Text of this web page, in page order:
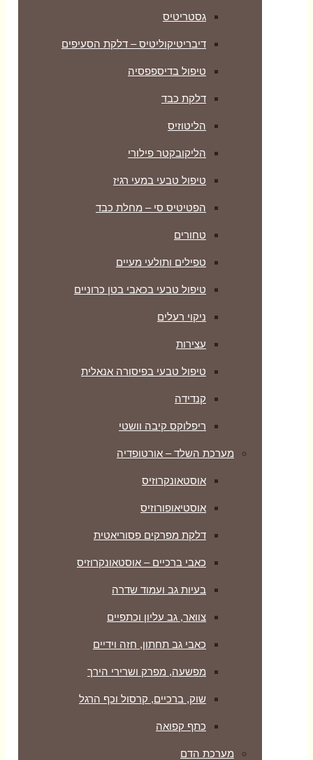
גסטריטיס
דיבריטיקוליטיס – דלקת הסעיפים
טיפול בדיספפסיה
דלקת כבד
הליטוזיס
הליקובקטר פילורי
טיפול טבעי במעי רגיז
הפטיטיס סי – מחלת כבד
טחורים
טפילים ותולעי מעיים
טיפול טבעי בכאבי בטן כרוניים
ניקוי רעלים
עצירות
טיפול טבעי בפיסורה אנאלית
קנדידה
ריפלוקס קיבה וושטי
מערכת השלד – אורטופדיה
אוסטאונקרוזיס
אוסטיאופורוזיס
דלקת מפרקים פסוריאטית
כאבי ברכיים – אוסטאונקרוזיס
בעיות גב ועמוד שדרה
צוואר, גב עליון וכתפיים
כאבי גב תחתון, חזה וידיים
מפשעה, מפרק ושרירי הירך
שוק, ברכיים, קרסול וכף הרגל
כתף קפואה
מערכת הדם